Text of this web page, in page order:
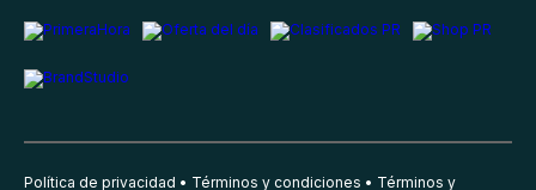
Política de privacidad Términos y condiciones Términos y